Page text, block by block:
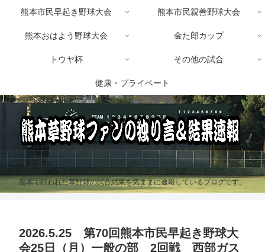
熊本で行われた草野球の試合結果を気ままに速報しているブログです。
熊本市民早起き野球大会 熊本市民親善野球大会
熊本おはよう野球大会 金た郎カップ
トウヤ杯 その他の試合
健康・プライベート
2026.5.25 第70回熊本市民早起き野球大
会25日（月）一般の部 2回戦 西部ガス